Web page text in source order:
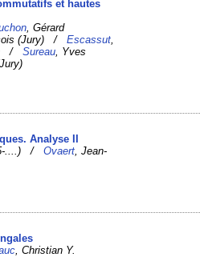
et hautes
, Gérard
(Jury) /Escassut
/Sureau , Yves
Analyse II
....) /Ovaert , Jean-
, Christian Y.